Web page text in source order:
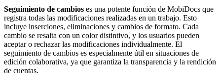
Seguimiento de cambios es una potente función de MobiDocs que
registra todas las modificaciones realizadas en un trabajo. Esto
incluye inserciones, eliminaciones y cambios de formato. Cada
cambio se resalta con un color distintivo, y los usuarios pueden
aceptar o rechazar las modificaciones individualmente. El
seguimiento de cambios es especialmente útil en situaciones de
edición colaborativa, ya que garantiza la transparencia y la rendición
de cuentas.